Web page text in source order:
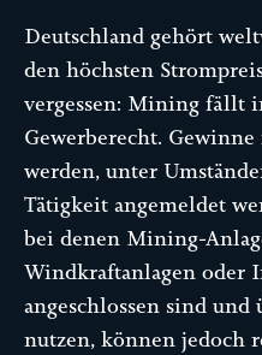
Deutschland gehört
den höchsten
vergessen: Mining fällt
Gewerberecht.
werden, unter
Tätigkeit angemeldet
bei denen Mining-
Windkraftanlagen oder
angeschlossen sind und
nutzen, können jedoch